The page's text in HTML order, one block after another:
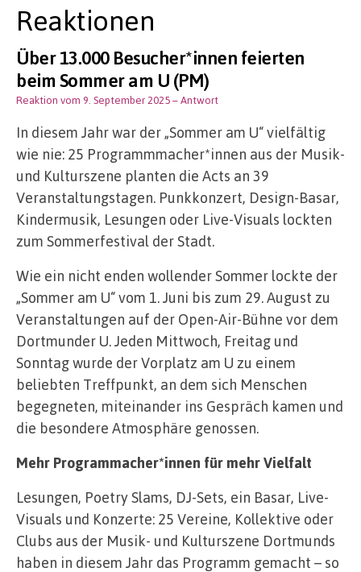
Reaktionen
Über 13.000 Besucher*innen feierten
beim Sommer am U (PM)
Reaktion vom 9. September 2025– Antwort
In diesem Jahr war der „Sommer am U“ vielfältig
wie nie: 25 Programmmacher*innen aus der Musik-
und Kulturszene planten die Acts an 39
Veranstaltungstagen. Punkkonzert, Design-Basar,
Kindermusik, Lesungen oder Live-Visuals lockten
zum Sommerfestival der Stadt.
Wie ein nicht enden wollender Sommer lockte der
„Sommer am U“ vom 1. Juni bis zum 29. August zu
Veranstaltungen auf der Open-Air-Bühne vor dem
Dortmunder U. Jeden Mittwoch, Freitag und
Sonntag wurde der Vorplatz am U zu einem
beliebten Treffpunkt, an dem sich Menschen
begegneten, miteinander ins Gespräch kamen und
die besondere Atmosphäre genossen.
Mehr Programmacher*innen für mehr Vielfalt
Lesungen, Poetry Slams, DJ-Sets, ein Basar, Live-
Visuals und Konzerte: 25 Vereine, Kollektive oder
Clubs aus der Musik- und Kulturszene Dortmunds
haben in diesem Jahr das Programm gemacht – so